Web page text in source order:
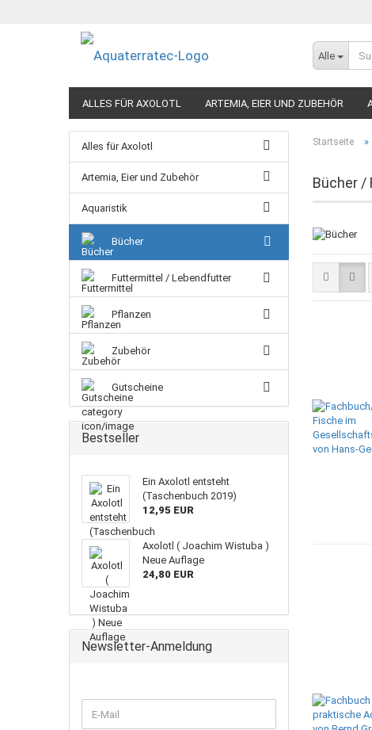
Alle
ALLES FÜR AXOLOTL ARTEMIA, EIER UND ZUBEHÖR
Startseite »
Bücher /
Alles für Axolotl
Artemia, Eier und Zubehör
Aquaristik
Bücher
Futtermittel / Lebendfutter
Pflanzen
Zubehör
Gutscheine
Bestseller
Ein Axolotl entsteht
(Taschenbuch 2019)
12,95 EUR
Axolotl ( Joachim Wistuba )
Neue Auflage
24,80 EUR
Newsletter-Anmeldung
ZUR
E-
Mail